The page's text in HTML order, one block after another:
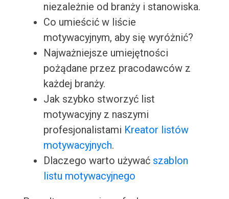
niezależnie od branży i stanowiska.
Co umieścić w liście
motywacyjnym, aby się wyróżnić?
Najważniejsze umiejętności
pożądane przez pracodawców z
każdej branży.
Jak szybko stworzyć list
motywacyjny z naszymi
profesjonalistami Kreator listów
motywacyjnych.
Dlaczego warto używać szablon
listu motywacyjnego